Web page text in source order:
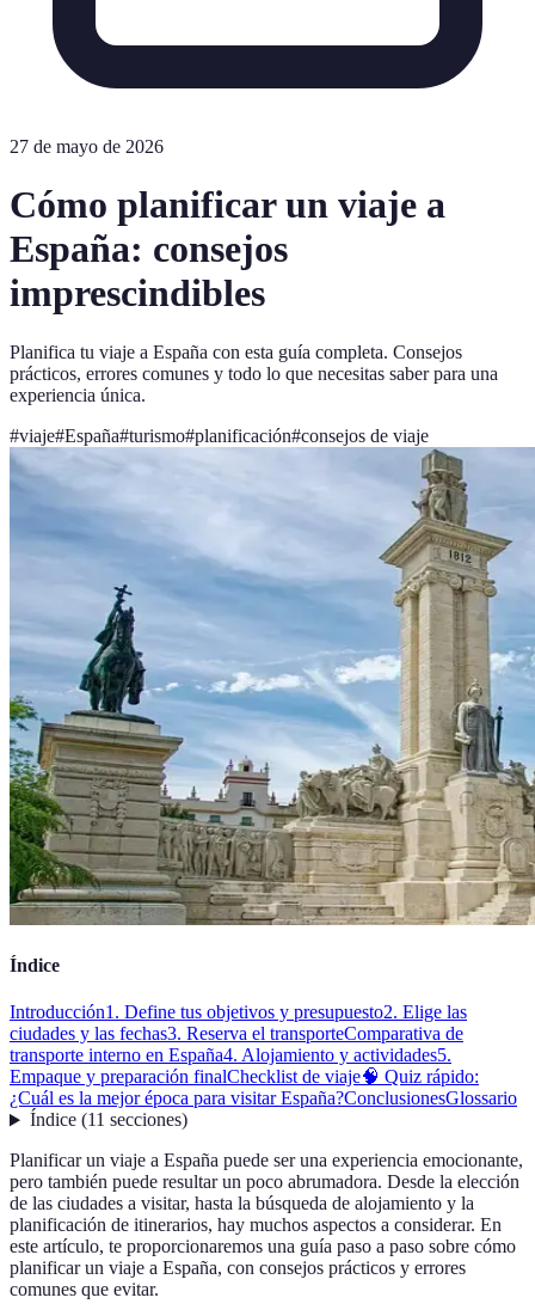
27 de mayo de 2026
Cómo planificar un viaje a
España: consejos
imprescindibles
Planifica tu viaje a España con esta guía completa. Consejos
prácticos, errores comunes y todo lo que necesitas saber para una
experiencia única.
#viaje#España#turismo#planificación#consejos de viaje
Índice
Introducción1. Define tus objetivos y presupuesto2. Elige las
ciudades y las fechas3. Reserva el transporteComparativa de
transporte interno en España4. Alojamiento y actividades5.
Empaque y preparación finalChecklist de viaje🧠 Quiz rápido:
¿Cuál es la mejor época para visitar España?ConclusionesGlossario
Índice(11 secciones)
Planificar un viaje a España puede ser una experiencia emocionante,
pero también puede resultar un poco abrumadora. Desde la elección
de las ciudades a visitar, hasta la búsqueda de alojamiento y la
planificación de itinerarios, hay muchos aspectos a considerar. En
este artículo, te proporcionaremos una guía paso a paso sobre cómo
planificar un viaje a España, con consejos prácticos y errores
comunes que evitar.